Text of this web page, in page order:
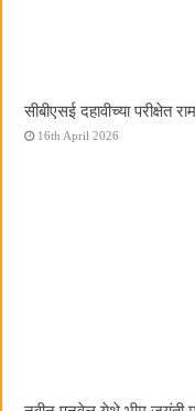
सीबीएसई दहावीच्या
16th April 2026